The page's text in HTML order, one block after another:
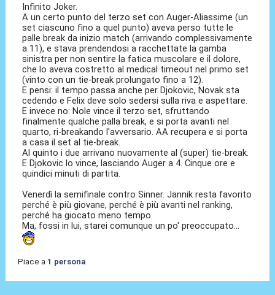
Infinito Joker.
A un certo punto del terzo set con Auger-Aliassime (un
set ciascuno fino a quel punto) aveva perso tutte le
palle break da inizio match (arrivando complessivamente
a 11), e stava prendendosi a racchettate la gamba
sinistra per non sentire la fatica muscolare e il dolore,
che lo aveva costretto al medical timeout nel primo set
(vinto con un tie-break prolungato fino a 12).
E pensi: il tempo passa anche per Djokovic, Novak sta
cedendo e Felix deve solo sedersi sulla riva e aspettare.
E invece no: Nole vince il terzo set, sfruttando
finalmente qualche palla break, e si porta avanti nel
quarto, ri-breakando l'avversario. AA recupera e si porta
a casa il set al tie-break.
Al quinto i due arrivano nuovamente al (super) tie-break.
E Djokovic lo vince, lasciando Auger a 4. Cinque ore e
quindici minuti di partita.
Venerdì la semifinale contro Sinner. Jannik resta favorito
perché è più giovane, perché è più avanti nel ranking,
perché ha giocato meno tempo.
Ma, fossi in lui, starei comunque un po' preoccupato...
Piace a 1 persona